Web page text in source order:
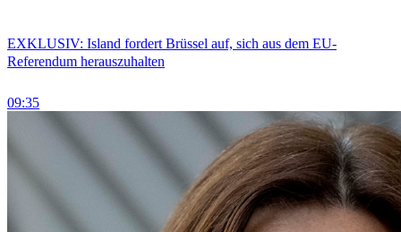
EXKLUSIV: Island fordert Brüssel auf, sich aus dem EU-
Referendum herauszuhalten
09:35